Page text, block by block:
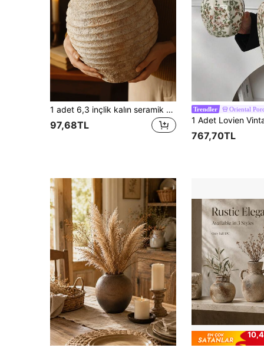
1 adet 6,3 inçlik kalın seramik vintage vazo, klasik ev dekorasyonu el yapımı antika çiçek vazosu, iç mekan kullanımına uygun, retro el işi ev dekorasyonu cam vazo.
97,68TL
Trendler Oriental
767,70TL